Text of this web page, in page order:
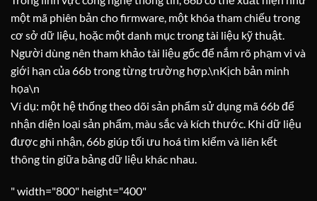
một mã phiên bản cho firmware, một khóa tham chiếu trong
cơ sở dữ liệu, hoặc một danh mục trong tài liệu kỹ thuật.
Người dùng nên tham khảo tài liệu gốc để nắm rõ phạm vi và
giới hạn của 66b trong từng trường hợp.\nKịch bản minh
họa\n
Ví dụ: một hệ thống theo dõi sản phẩm sử dụng mã 66b để
nhận diện loại sản phẩm, màu sắc và kích thước. Khi dữ liệu
được ghi nhận, 66b giúp tối ưu hoá tìm kiếm và liên kết
thông tin giữa bảng dữ liệu khác nhau.
" width="800" height="400"